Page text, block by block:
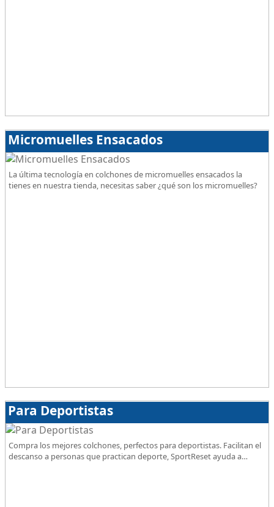
Micromuelles Ensacados
La última tecnología en colchones de micromuelles ensacados la
tienes en nuestra tienda, necesitas saber ¿qué son los micromuelles?
Para Deportistas
Compra los mejores colchones, perfectos para deportistas. Facilitan el
descanso a personas que practican deporte, SportReset ayuda a